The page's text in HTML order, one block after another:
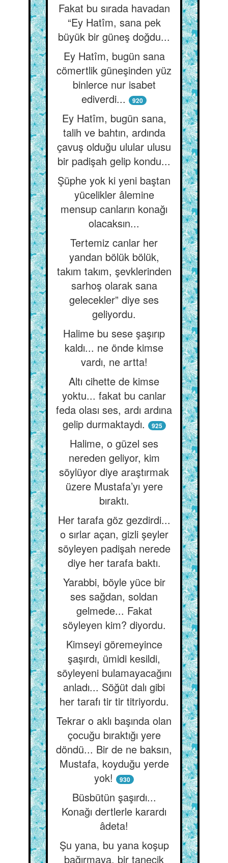
Fakat bu sırada havadan
“Ey Hatîm, sana pek
büyük bir güneş doğdu...
Ey Hatîm, bugün sana
cömertlik güneşinden yüz
binlerce nur isabet
ediverdi...
920
Ey Hatîm, bugün sana,
talih ve bahtın, ardında
çavuş olduğu ulular ulusu
bir padişah gelip kondu...
Şüphe yok ki yeni baştan
yücelikler âlemine
mensup canların konağı
olacaksın...
Tertemiz canlar her
yandan bölük bölük,
takım takım, şevklerinden
sarhoş olarak sana
gelecekler” diye ses
geliyordu.
Halime bu sese şaşırıp
kaldı... ne önde kimse
vardı, ne artta!
Altı cihette de kimse
yoktu... fakat bu canlar
feda olası ses, ardı ardına
gelip durmaktaydı.
925
Halime, o güzel ses
nereden geliyor, kim
söylüyor diye araştırmak
üzere Mustafa’yı yere
bıraktı.
Her tarafa göz gezdirdi...
o sırlar açan, gizli şeyler
söyleyen padişah nerede
diye her tarafa baktı.
Yarabbi, böyle yüce bir
ses sağdan, soldan
gelmede... Fakat
söyleyen kim? diyordu.
Kimseyi göremeyince
şaşırdı, ümidi kesildi,
söyleyeni bulamayacağını
anladı... Söğüt dalı gibi
her tarafı tir tir titriyordu.
Tekrar o aklı başında olan
çocuğu bıraktığı yere
döndü... Bir de ne baksın,
Mustafa, koyduğu yerde
yok!
930
Büsbütün şaşırdı...
Konağı dertlerle karardı
âdeta!
Şu yana, bu yana koşup
bağırmaya, bir tanecik